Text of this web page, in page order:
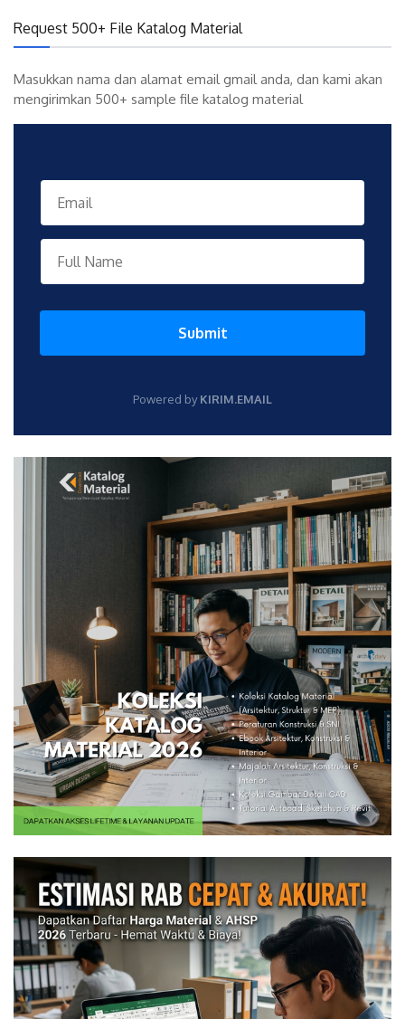
Request 500+ File Katalog Material
Masukkan nama dan alamat email gmail anda, dan kami akan
mengirimkan 500+ sample file katalog material
Submit
Powered byKIRIM.EMAIL